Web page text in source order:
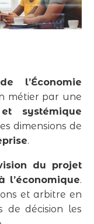
l’Économie
métier par une
systémique
dimensions de
.
du projet
l’économique.
et arbitre en
de décision les